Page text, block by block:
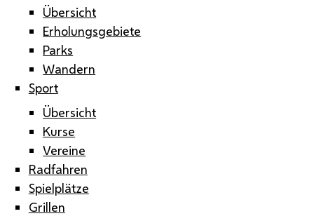
Übersicht
Erholungsgebiete
Parks
Wandern
Sport
Übersicht
Kurse
Vereine
Radfahren
Spielplätze
Grillen